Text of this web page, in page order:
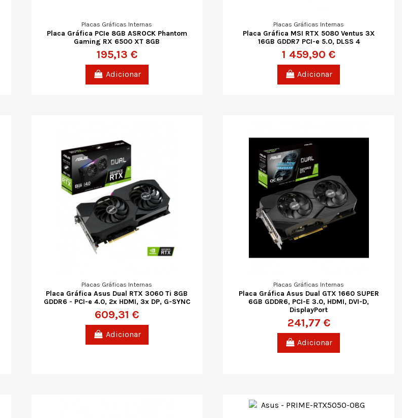
Placas Gráficas Internas
Placa Gráfica PCIe 8GB ASROCK Phantom
Gaming RX 6500 XT 8GB
195,13 €
Adicionar
Placas Gráficas Internas
Placa Gráfica MSI RTX 5080 Ventus 3X
16GB GDDR7 PCI-e 5.0, DLSS 4
1 459,90 €
Adicionar
Placas Gráficas Internas
Placa Gráfica Asus Dual RTX 3060 Ti 8GB
GDDR6 - PCI-e 4.0, 2x HDMI, 3x DP, G-SYNC
609,31 €
Adicionar
Placas Gráficas Internas
Placa Gráfica Asus Dual GTX 1660 SUPER
6GB GDDR6, PCI-E 3.0, HDMI, DVI-D,
DisplayPort
241,77 €
Adicionar